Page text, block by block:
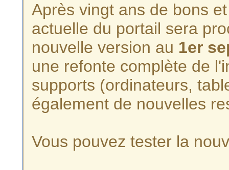
Après vingt ans de bons
actuelle du portail sera
nouvelle version au 1er
une refonte complète de
supports (ordinateurs,
également de nouvelles
Vous pouvez tester la